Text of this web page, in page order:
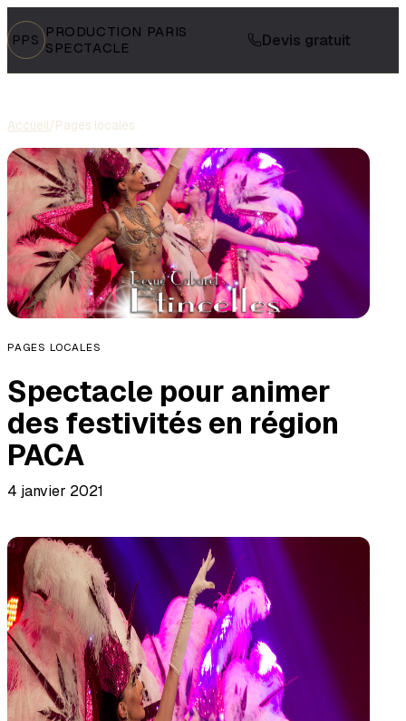
PPS PRODUCTION PARIS
SPECTACLE
Devis gratuit
Accueil/Pages locales
PAGES LOCALES
Spectacle pour animer
des festivités en région
PACA
4 janvier 2021